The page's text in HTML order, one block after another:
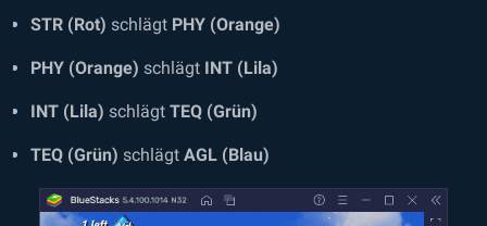
STR (Rot) schlägt PHY (Orange)
PHY (Orange) schlägt INT (Lila)
INT (Lila) schlägt TEQ (Grün)
TEQ (Grün) schlägt AGL (Blau)